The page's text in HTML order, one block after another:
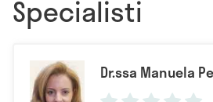
Specialisti
Dr.ssa Manuela